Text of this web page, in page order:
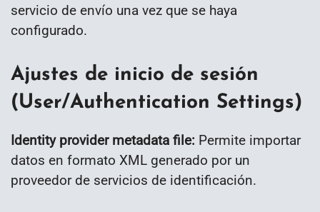
servicio de envío una vez que se haya
configurado.
Ajustes de inicio de sesión
(User/Authentication Settings)
Identity provider metadata file: Permite importar
datos en formato XML generado por un
proveedor de servicios de identificación.